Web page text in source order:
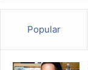
Popular